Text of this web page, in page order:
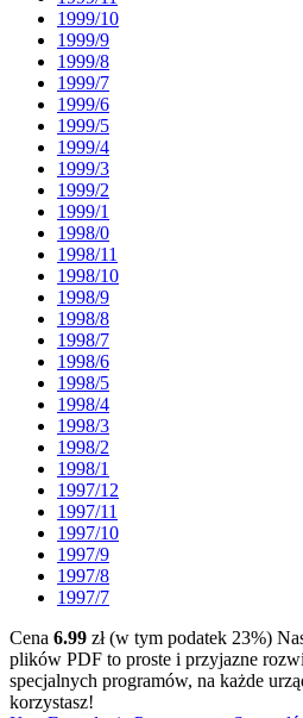
1999/10
1999/9
1999/8
1999/7
1999/6
1999/5
1999/4
1999/3
1999/2
1999/1
1998/0
1998/11
1998/10
1998/9
1998/8
1998/7
1998/6
1998/5
1998/4
1998/3
1998/2
1998/1
1997/12
1997/11
1997/10
1997/9
1997/8
1997/7
Cena 6.99 zł (w tym podatek 23%)
plików PDF to proste i przyjazne
specjalnych programów, na każde
korzystasz!